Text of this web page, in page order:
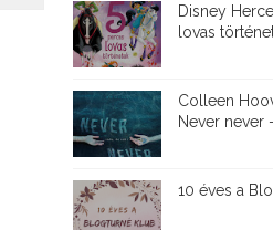
Disney
lovas
Colleen
Never never
10 éves a